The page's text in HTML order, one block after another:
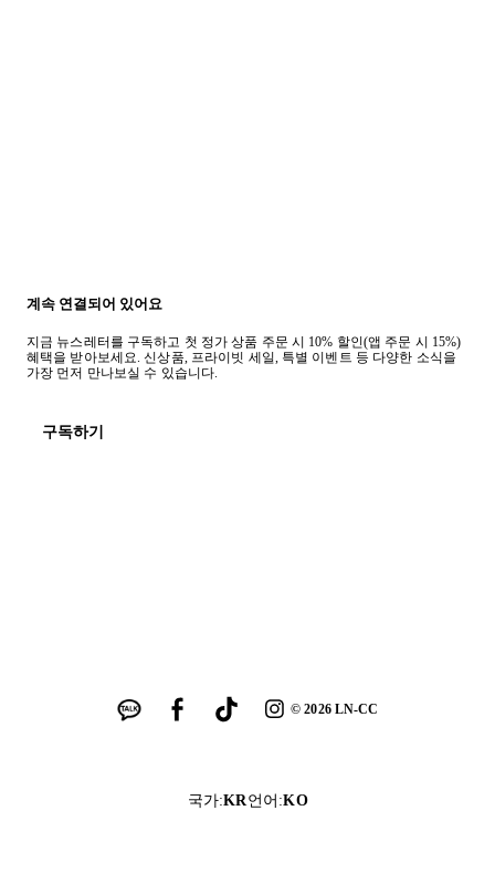
계속 연결되어 있어요
지금 뉴스레터를 구독하고 첫 정가 상품 주문 시 10% 할인(앱 주문 시 15%)
혜택을 받아보세요. 신상품, 프라이빗 세일, 특별 이벤트 등 다양한 소식을
가장 먼저 만나보실 수 있습니다.
구독하기
©2026LN-CC
국가:KR언어 :KO